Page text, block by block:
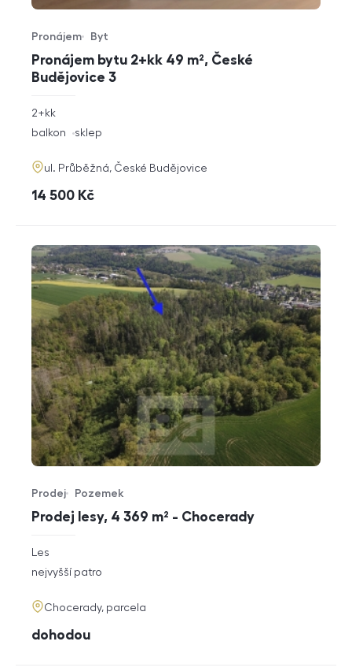
Pronájem bytu 2+kk 49 m², České
Budějovice 3
Typ nabídky
Pronájem
Typ nemovitosti
Byt
rozměry
2+kk
funkce
balkon sklep
adresa
ul. Průběžná, České Budějovice
cena
14 500 Kč
Prodej lesy, 4 369 m² - Chocerady
Typ nabídky
Prodej
Typ nemovitosti
Pozemek
rozměry
Les
funkce
nejvyšší patro
adresa
Chocerady, parcela
cena
dohodou